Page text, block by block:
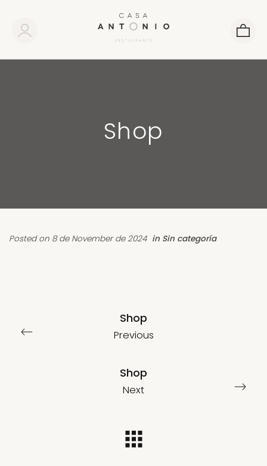
Shop
Posted on 8 de November de 2024 in Sin categoría
Shop
Previous
Shop
Next